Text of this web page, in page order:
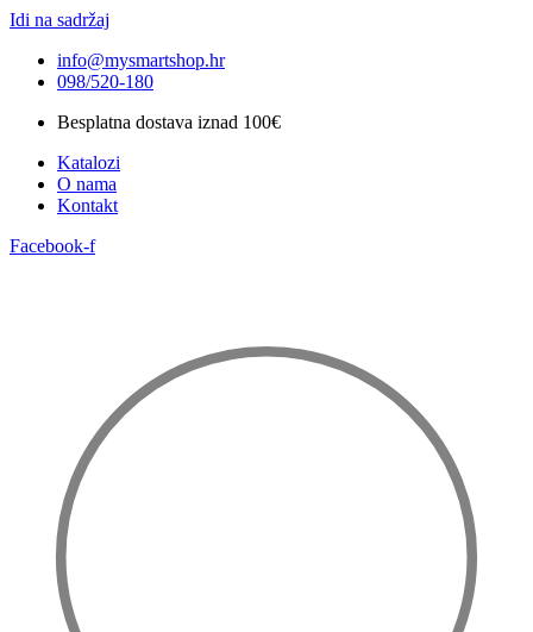
Idi na sadržaj
info@mysmartshop.hr
098/520-180
Besplatna dostava iznad 100€
Katalozi
O nama
Kontakt
Facebook-f